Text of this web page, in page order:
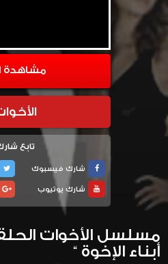
مشاهدة
تابع
شارك فيسبوك
شارك يوتيوب
أبناء الإخوة “